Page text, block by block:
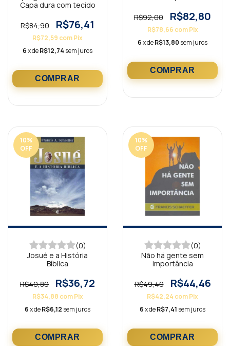
Capa dura com tecido
R$84,90 R$76,41
R$72,59 comPix
6x deR$12,74 sem juros
R$92,00 R$82,80
R$78,66 com Pix
6x deR$13,80 sem juros
10%
OFF
(0)
Josué e a História
Bíblica
R$40,80 R$36,72
R$34,88 com Pix
6x deR$6,12 sem juros
10%
OFF
(0)
Não há gente sem
importância
R$49,40 R$44,46
R$42,24 comPix
6x deR$7,41 sem juros